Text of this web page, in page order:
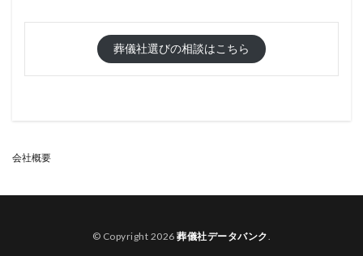
葬儀社選びの相談はこちら
会社概要
© Copyright 2026葬儀社データバンク.